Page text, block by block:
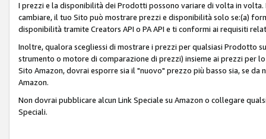
I prezzi e la disponibilità dei Prodotti possono variare di volta in
cambiare, il tuo Sito può mostrare prezzi e disponibilità solo se:(a)
disponibilità tramite Creators API o PA API e ti conformi ai requisiti
Inoltre, qualora scegliessi di mostrare i prezzi per qualsiasi Prodotto
strumento o motore di comparazione di prezzi) insieme ai prezzi
Sito Amazon, dovrai esporre sia il "nuovo" prezzo più basso sia, se
Amazon.
Non dovrai pubblicare alcun Link Speciale su Amazon o collegare
Speciali.